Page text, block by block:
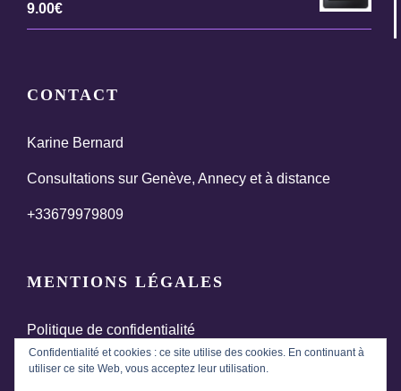
9.00€
CONTACT
Karine Bernard
Consultations sur Genève, Annecy et à distance
+33679979809
MENTIONS LÉGALES
Politique de confidentialité
Termes et conditions générales de vente
Confidentialité et cookies : ce site utilise des cookies. En continuant à
utiliser ce site Web, vous acceptez leur utilisation.